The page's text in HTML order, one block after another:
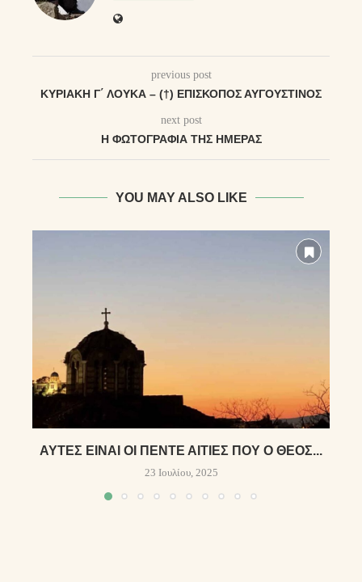
previous post
ΚΥΡΙΑΚΉ Γ΄ ΛΟΥΚΆ – (†) ἘΠΊΣΚΟΠΟΣ ΑΥ̓ΓΟΥΣΤΙ͂ΝΟΣ
next post
Η ΦΩΤΟΓΡΑΦΊΑ ΤΗΣ ΗΜΈΡΑΣ
YOU MAY ALSO LIKE
ΑΥΤΕΣ ΕΙΝΑΙ ΟΙ ΠΕΝΤΕ ΑΙΤΙΕΣ ΠΟΥ Ο ΘΕΟΣ...
23 Ιουλίου, 2025